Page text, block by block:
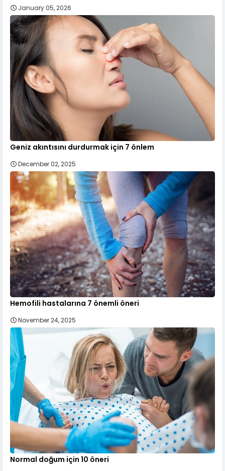
January 05, 2026
Geniz akıntısını durdurmak için 7 önlem
December 02, 2025
Hemofili hastalarına 7 önemli öneri
November 24, 2025
Normal doğum için 10 öneri